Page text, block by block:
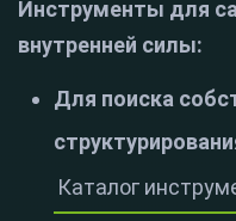
Инструменты для
внутренней силы:
Для поиска
Каталог